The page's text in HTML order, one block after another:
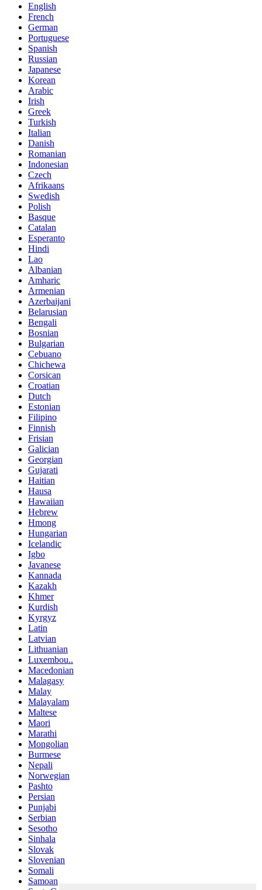
English
French
German
Portuguese
Spanish
Russian
Japanese
Korean
Arabic
Irish
Greek
Turkish
Italian
Danish
Romanian
Indonesian
Czech
Afrikaans
Swedish
Polish
Basque
Catalan
Esperanto
Hindi
Lao
Albanian
Amharic
Armenian
Azerbaijani
Belarusian
Bengali
Bosnian
Bulgarian
Cebuano
Chichewa
Corsican
Croatian
Dutch
Estonian
Filipino
Finnish
Frisian
Galician
Georgian
Gujarati
Haitian
Hausa
Hawaiian
Hebrew
Hmong
Hungarian
Icelandic
Igbo
Javanese
Kannada
Kazakh
Khmer
Kurdish
Kyrgyz
Latin
Latvian
Lithuanian
Luxembou..
Macedonian
Malagasy
Malay
Malayalam
Maltese
Maori
Marathi
Mongolian
Burmese
Nepali
Norwegian
Pashto
Persian
Punjabi
Serbian
Sesotho
Sinhala
Slovak
Slovenian
Somali
Samoan